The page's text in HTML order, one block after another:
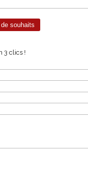
3 clics !